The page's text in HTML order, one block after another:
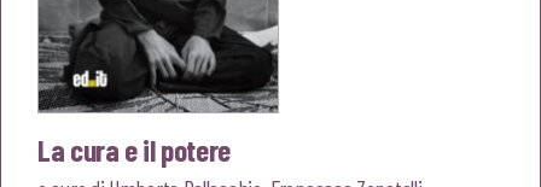
La cura e il potere